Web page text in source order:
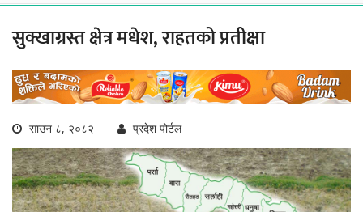
सुक्खाग्रस्त क्षेत्र मधेश, राहतको प्रतीक्षा
साउन ८, २०८२ प्रदेश पोर्टल